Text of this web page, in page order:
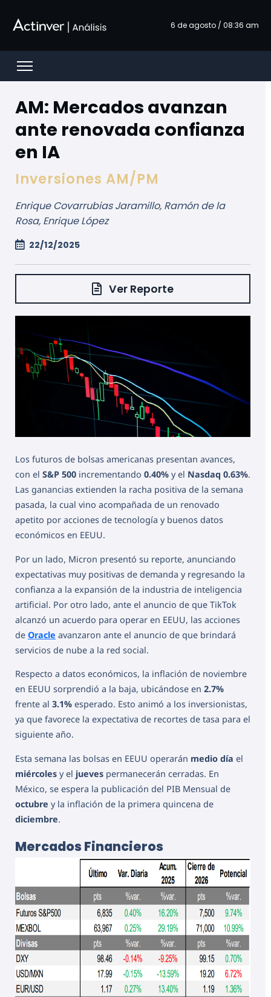
6 de agosto / 08:36 am
Open menu
AM: Mercados avanzan
ante renovada confianza
en IA
Inversiones AM/PM
Enrique Covarrubias Jaramillo, Ramón de la
Rosa, Enrique López
22/12/2025
Ver Reporte
Los futuros de bolsas americanas presentan avances,
con el S&P 500 incrementando 0.40% y el Nasdaq 0.63%.
Las ganancias extienden la racha positiva de la semana
pasada, la cual vino acompañada de un renovado
apetito por acciones de tecnología y buenos datos
económicos en EEUU.
Por un lado, Micron presentó su reporte, anunciando
expectativas muy positivas de demanda y regresando la
confianza a la expansión de la industria de inteligencia
artificial. Por otro lado, ante el anuncio de que TikTok
alcanzó un acuerdo para operar en EEUU, las acciones
de Oracle avanzaron ante el anuncio de que brindará
servicios de nube a la red social.
Respecto a datos económicos, la inflación de noviembre
en EEUU sorprendió a la baja, ubicándose en 2.7%
frente al 3.1% esperado. Esto animó a los inversionistas,
ya que favorece la expectativa de recortes de tasa para el
siguiente año.
Esta semana las bolsas en EEUU operarán medio día el
miércoles y el jueves permanecerán cerradas. En
México, se espera la publicación del PIB Mensual de
octubre y la inflación de la primera quincena de
diciembre.
Mercados Financieros